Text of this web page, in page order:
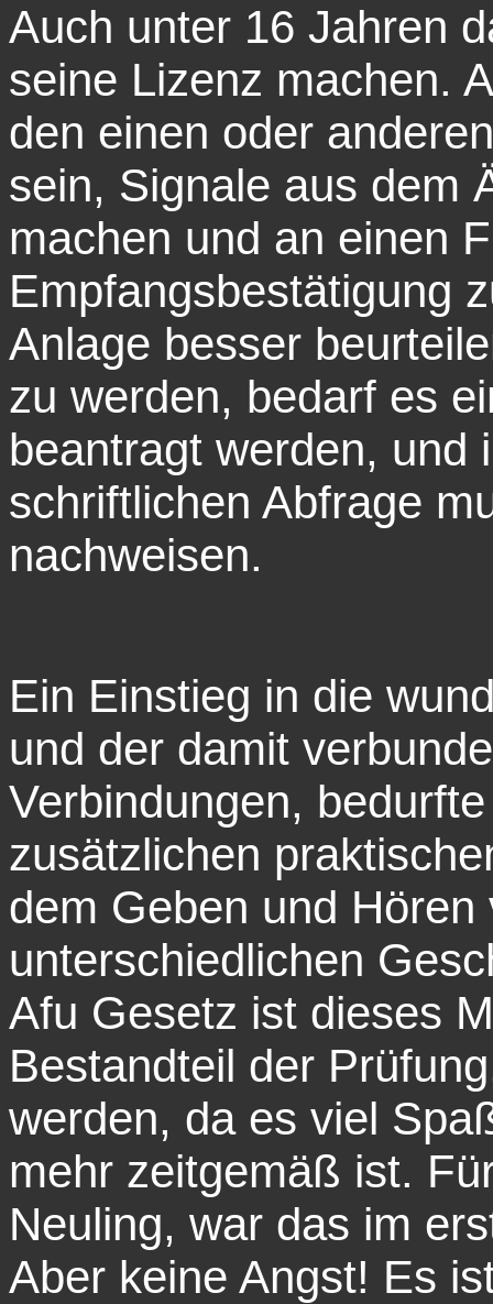
Auch unter 16 Jahren
seine Lizenz machen.
den einen oder
sein, Signale aus dem
machen und an einen
Empfangsbestätigung
Anlage besser
zu werden, bedarf es
beantragt werden, und
schriftlichen Abfrage
nachweisen.
Ein Einstieg in die
und der damit
Verbindungen,
zusätzlichen
dem Geben und
unterschiedlichen
Afu Gesetz ist dieses
Bestandteil der
werden, da es viel
mehr zeitgemäß ist.
Neuling, war das im
Aber keine Angst! Es